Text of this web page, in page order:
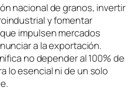
nacional de granos, invertir
y fomentar
impulsen mercados
a la exportación.
no depender al 100% de
lo esencial ni de un solo